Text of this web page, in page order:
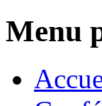
Menu